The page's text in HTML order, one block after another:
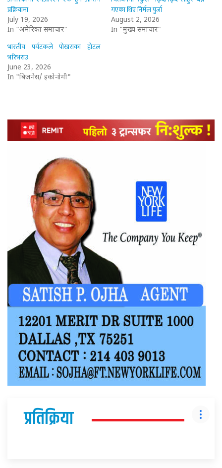
प्रक्रियामा
July 19, 2026
In "अमेरिका समाचार"
गएका थिए निर्मल पुर्जा
August 2, 2026
In "मुख्य समाचार"
भारतीय पर्यटकले पोखराका होटल
भरिभराउ
June 23, 2026
In "बिजनेस/ इकोनोमी"
प्रतिक्रिया